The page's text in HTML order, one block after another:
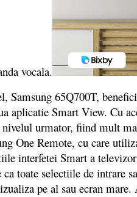
vocala.
65Q700T,
aplicatie Smart View. Cu
urmator, fiind mult
One Remote, cu care
interfetei Smart a
toate selectiile de intrare
pe al sau ecran